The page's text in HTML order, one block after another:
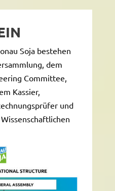
Soja bestehen
dem
Committee,
Kassier,
und